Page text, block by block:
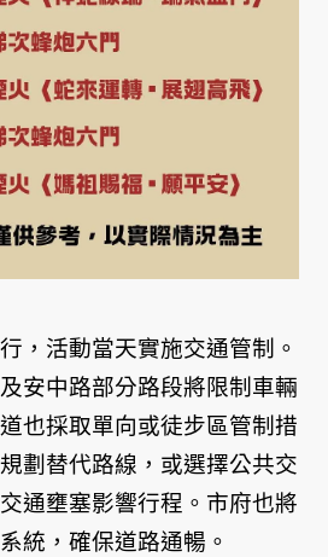
，活動當天實施交通管制。
安中路部分路段將限制車輛
也採取單向或徒步區管制措
劃替代路線，或選擇公共交
通壅塞影響行程。市府也將
統，確保道路通暢。